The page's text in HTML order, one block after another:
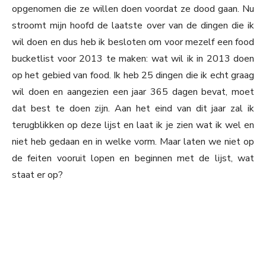
opgenomen die ze willen doen voordat ze dood gaan. Nu
stroomt mijn hoofd de laatste over van de dingen die ik
wil doen en dus heb ik besloten om voor mezelf een food
bucketlist voor 2013 te maken: wat wil ik in 2013 doen
op het gebied van food. Ik heb 25 dingen die ik echt graag
wil doen en aangezien een jaar 365 dagen bevat, moet
dat best te doen zijn. Aan het eind van dit jaar zal ik
terugblikken op deze lijst en laat ik je zien wat ik wel en
niet heb gedaan en in welke vorm. Maar laten we niet op
de feiten vooruit lopen en beginnen met de lijst, wat
staat er op?